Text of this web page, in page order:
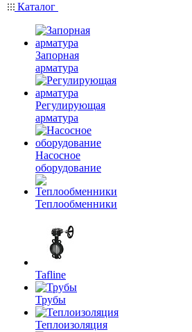
Каталог
Запорная
арматура
Регулирующая
арматура
Насосное
оборудование
Теплообменники
Tafline
Трубы
Теплоизоляция